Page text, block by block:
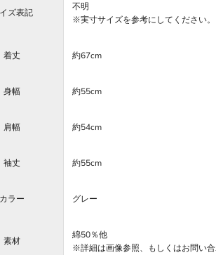
ズ表記
不明
※実寸サイズを参考にしてください。
着丈 約67cm
身幅 約55cm
肩幅 約54cm
袖丈 約55cm
カラー グレー
素材
綿50％他
※詳細は画像参照、もしくはお問い合